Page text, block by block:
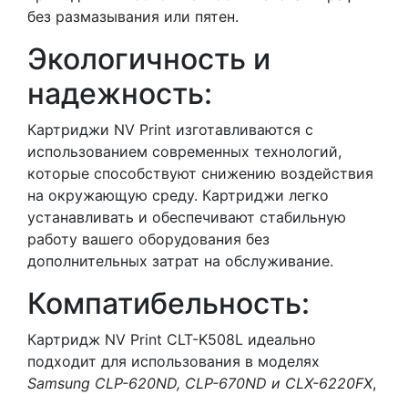
без размазывания или пятен.
Экологичность и
надежность:
Картриджи NV Print изготавливаются с
использованием современных технологий,
которые способствуют снижению воздействия
на окружающую среду. Картриджи легко
устанавливать и обеспечивают стабильную
работу вашего оборудования без
дополнительных затрат на обслуживание.
Компатибельность:
Картридж NV Print CLT-K508L идеально
подходит для использования в моделях
Samsung CLP-620ND, CLP-670ND и CLX-6220FX,